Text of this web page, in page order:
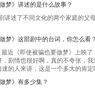
梦》讲述的是什么故事？
讲述了不同文化的两个家庭的父
梦》这部剧中的台词，你怎么看？
最近《即使被骗也要做梦》上映
，剧情也很好啊，真的不夸张，
的人来讲，这是一个多大的肯定
梦》有多少集？